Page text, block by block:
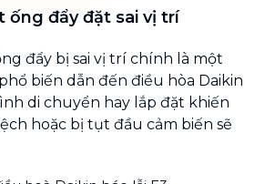
ống đẩy đặt sai vị trí
đẩy bị sai vị trí chính là một
biến dẫn đến điều hòa Daikin
di chuyển hay lắp đặt khiến
hoặc bị tụt đầu cảm biến sẽ